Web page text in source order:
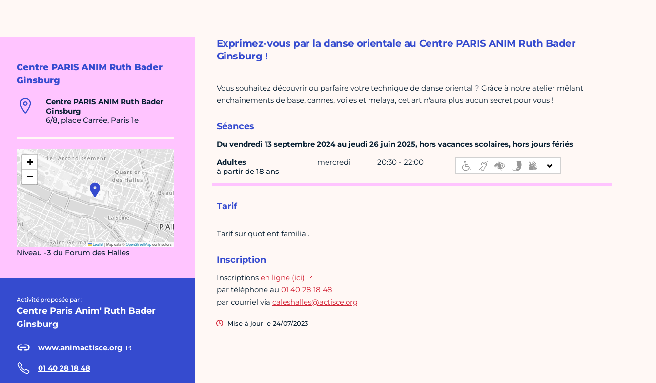
Centre PARIS ANIM Ruth Bader
Ginsburg
Centre PARIS ANIM Ruth Bader
Ginsburg
6/8, place Carrée, Paris 1e
+
−
Leaflet|Map data ©OpenStreetMapcontributors
Niveau -3 du Forum des Halles
Activité proposée par :
Centre Paris Anim' Ruth Bader
Ginsburg
www.animactisce.org
01 40 28 18 48
Exprimez-vous par la danse orientale au Centre PARIS ANIM Ruth Bader
Ginsburg !
Vous souhaitez découvrir ou parfaire votre technique de danse oriental ? Grâce à notre atelier mêlant
enchaînements de base, cannes, voiles et melaya, cet art n'aura plus aucun secret pour vous !
Séances
Du vendredi 13 septembre 2024 au jeudi 26 juin 2025, hors vacances scolaires, hors jours fériés
Adultes
à partir de 18 ans
mercredi 20:30 - 22:00
Tarif
Tarif sur quotient familial.
Inscription
Inscriptions en ligne (ici)
par téléphone au 01 40 28 18 48
par courriel via caleshalles@actisce.org
Mise à jour le 24/07/2023